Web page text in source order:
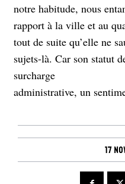
notre habitude, nous
rapport à la ville et au
tout de suite qu’elle ne
sujets-là. Car son statut
surcharge
administrative, un
17